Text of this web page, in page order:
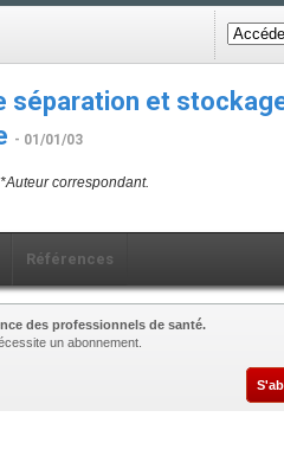
et
- 01/01/03
*Auteur correspondant.
Références
des professionnels de santé.
un abonnement.